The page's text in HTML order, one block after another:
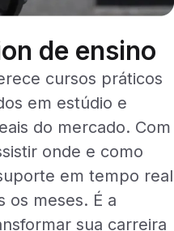
de ensino
cursos práticos
em estúdio e
do mercado. Com
onde e como
em tempo real
os meses. É a
sua carreira